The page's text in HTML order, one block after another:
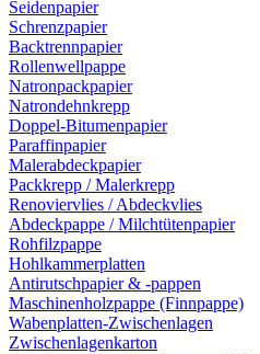
Seidenpapier
Schrenzpapier
Backtrennpapier
Rollenwellpappe
Natronpackpapier
Natrondehnkrepp
Doppel-Bitumenpapier
Paraffinpapier
Malerabdeckpapier
Packkrepp / Malerkrepp
Renoviervlies / Abdeckvlies
Abdeckpappe / Milchtütenpapier
Rohfilzpappe
Hohlkammerplatten
Antirutschpapier & -pappen
Maschinenholzpappe (Finnpappe)
Wabenplatten-Zwischenlagen
Zwischenlagenkarton